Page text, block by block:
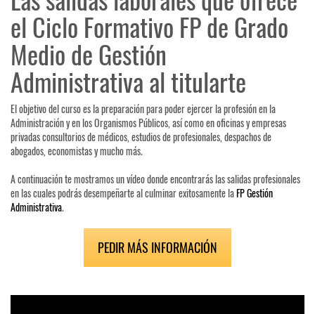
el Ciclo Formativo FP de Grado
Medio de Gestión
Administrativa al titularte
El objetivo del curso es la preparación para poder ejercer la profesión en la
Administración y en los Organismos Públicos, así como en oficinas y empresas
privadas consultorios de médicos, estudios de profesionales, despachos de
abogados, economistas y mucho más.
A continuación te mostramos un vídeo donde encontrarás las salidas profesionales
en las cuales podrás desempeñarte al culminar exitosamente laFP Gestión
Administrativa.
PEDIR MÁS INFORMACIÓN